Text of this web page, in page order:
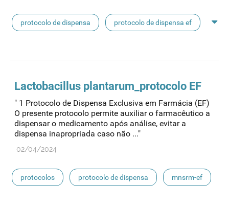
protocolo de dispensa protocolo de dispensa ef
Lactobacillus plantarum_ protocolo EF
" 1 Protocolo de Dispensa Exclusiva em Farmácia (EF)
O presente protocolo permite auxiliar o farmacêutico a
dispensar o medicamento após análise, evitar a
dispensa inapropriada caso não ..."
02/04/2024
protocolos protocolo de dispensa mnsrm-ef